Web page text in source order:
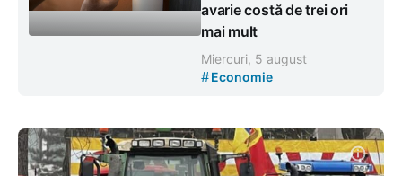
avarie costă de trei ori
mai mult
Miercuri, 5 august
#Economie